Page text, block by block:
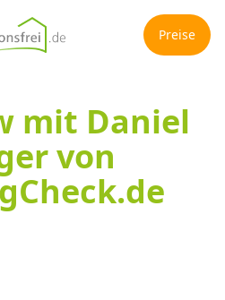
Preise
mit Daniel
von